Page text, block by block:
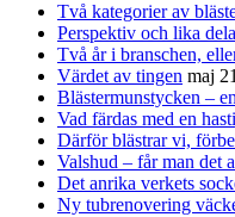
Två kategorier av
Perspektiv och lika
Två år i branschen,
Värdet av tingen maj
Blästermunstycken –
Vad färdas med en
Därför blästrar vi,
Valshud – får man det
Det anrika verkets
Ny tubrenovering